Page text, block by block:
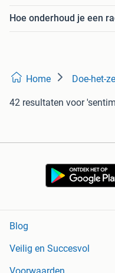
Hoe onderhoud je een
Home Doe-het-
42 resultaten voor
Blog
Veilig en Succesvol